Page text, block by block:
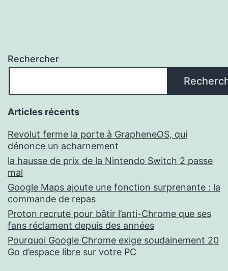
Rechercher
Articles récents
Revolut ferme la porte à GrapheneOS, qui
dénonce un acharnement
la hausse de prix de la Nintendo Switch 2 passe
mal
Google Maps ajoute une fonction surprenante : la
commande de repas
Proton recrute pour bâtir l’anti-Chrome que ses
fans réclament depuis des années
Pourquoi Google Chrome exige soudainement 20
Go d’espace libre sur votre PC